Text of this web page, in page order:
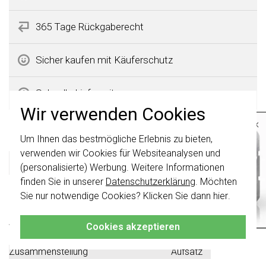
Wir verwenden Cookies
Um Ihnen das bestmögliche Erlebnis zu bieten,
verwenden wir Cookies für Websiteanalysen und
(personalisierte) Werbung. Weitere Informationen
finden Sie in unserer Datenschutzerklärung. Möchten
Sie nur notwendige Cookies? Klicken Sie dann hier.
Cookies akzeptieren
365 Tage Rückgaberecht
Sicher kaufen mit Käuferschutz
Schnelle Lieferzeiten
Produktbeschreibung
Gira 080620 Datenblatt
Technische Spezifikationen
Spezifikation
Wert
Montageart
Unterputz
Zusammenstellung
Aufsatz
×
Wichtig: Gira Schalter und
Schalterwippen wurden erneuert. Sie sind
2024 kombinierbar.
Klicken Sie hier
für weitere Informationen,
damit Sie immer das Richtige bestellen.